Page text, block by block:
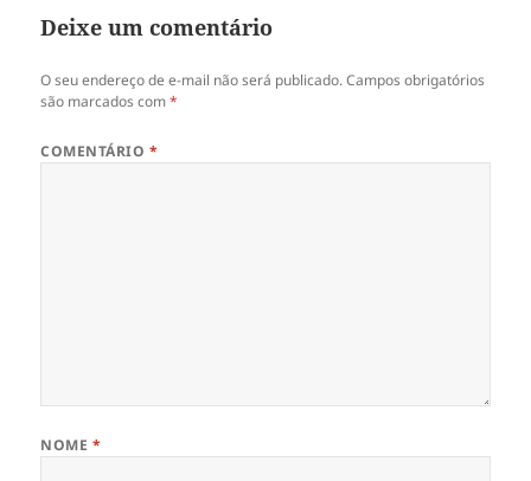
Deixe um comentário
O seu endereço de e-mail não será publicado. Campos obrigatórios
são marcados com*
COMENTÁRIO *
NOME *